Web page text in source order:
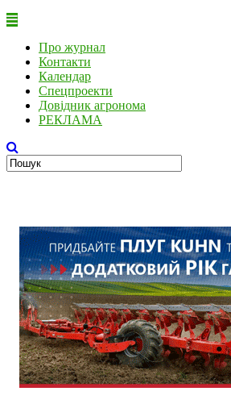
Про журнал
Контакти
Календар
Спецпроекти
Довідник агронома
РЕКЛАМА